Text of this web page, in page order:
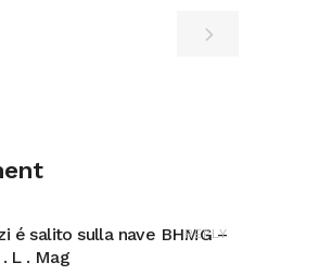
REPLY
é salito sulla nave BHMG –
. L . Mag